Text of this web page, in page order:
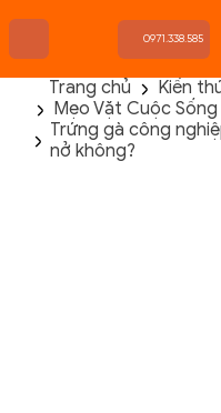
TRANG CHỦ
FLASH SALE
0971.338.585
Trang chủ Kiến
Mẹo Vặt Cuộc Sống
Trứng gà công
nở không?